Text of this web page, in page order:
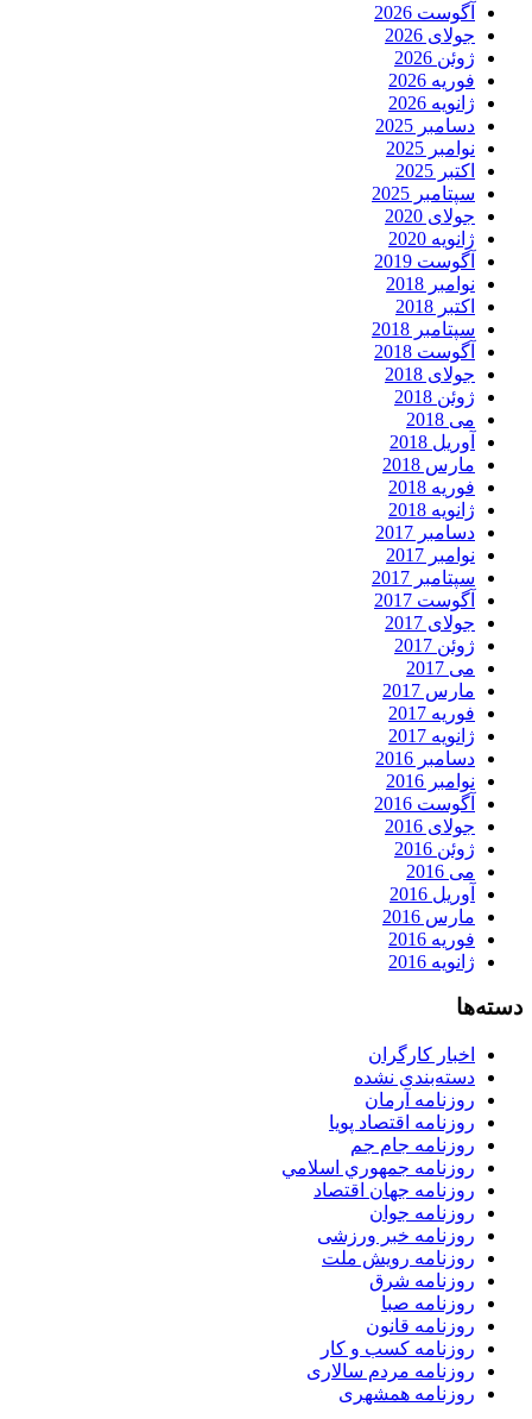
آگوست 2026
جولای 2026
ژوئن 2026
فوریه 2026
ژانویه 2026
دسامبر 2025
نوامبر 2025
اکتبر 2025
سپتامبر 2025
جولای 2020
ژانویه 2020
آگوست 2019
نوامبر 2018
اکتبر 2018
سپتامبر 2018
آگوست 2018
جولای 2018
ژوئن 2018
می 2018
آوریل 2018
مارس 2018
فوریه 2018
ژانویه 2018
دسامبر 2017
نوامبر 2017
سپتامبر 2017
آگوست 2017
جولای 2017
ژوئن 2017
می 2017
مارس 2017
فوریه 2017
ژانویه 2017
دسامبر 2016
نوامبر 2016
آگوست 2016
جولای 2016
ژوئن 2016
می 2016
آوریل 2016
مارس 2016
فوریه 2016
ژانویه 2016
دسته‌ها
اخبار کارگران
دسته‌بندی نشده
روزنامه آرمان
روزنامه اقتصاد پویا
روزنامه جام جم
روزنامه جمهوري اسلامي
روزنامه جهان اقتصاد
روزنامه جوان
روزنامه خبر ورزشى
روزنامه رویش ملت
روزنامه شرق
روزنامه صبا
روزنامه قانون
روزنامه كسب و كار
روزنامه مردم سالاری
روزنامه همشهری